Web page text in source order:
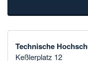
Technische
Keßlerplatz 12